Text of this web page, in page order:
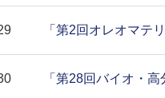
「第2回オレオマテ
「第28回バイオ・